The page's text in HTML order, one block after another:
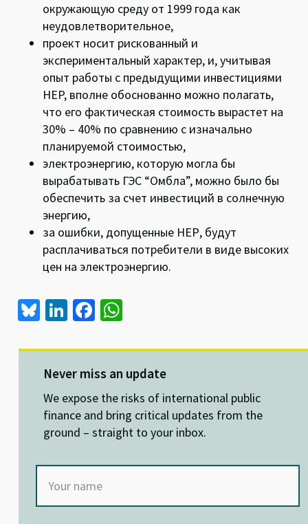
окружающую среду от 1999 года как
неудовлетворительное,
проект носит рискованный и
экспериментальный характер, и, учитывая
опыт работы с предыдущими инвестициями
HEP, вполне обоснованно можно полагать,
что его фактическая стоимость вырастет на
30% – 40% по сравнению с изначально
планируемой стоимостью,
электроэнергию, которую могла бы
вырабатывать ГЭС “Омбла”, можно было бы
обеспечить за счет инвестиций в солнечную
энергию,
за ошибки, допущенные НЕР, будут
расплачиваться потребители в виде высоких
цен на электроэнергию.
Bl
es
ky
Li
ke
dI
n
Fa
b
o
o
k
at
sA
p
p
Never miss an update
We expose the risks of international public
finance and bring critical updates from the
ground – straight to your inbox.